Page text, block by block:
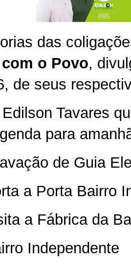
das
o Povo,
de seus
Tavares
para
de Guia
a Porta Bairro
a Fábrica da
Independente